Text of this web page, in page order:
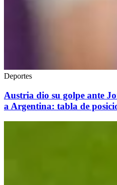
Deportes
Austria dio su golpe ante
a Argentina: tabla de